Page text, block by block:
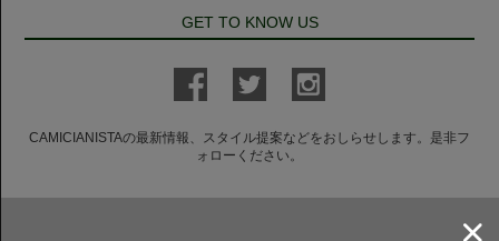
GET TO KNOW US
CAMICIANISTAの最新情報、スタイル提案などをおしらせします。是非フ
ォローください。